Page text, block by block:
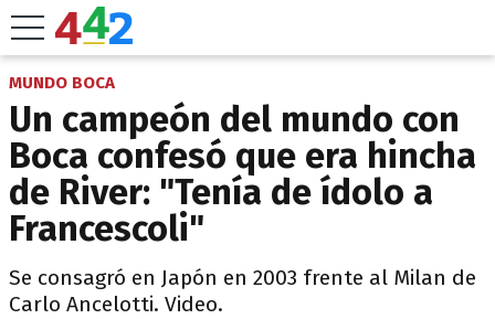
MUNDO BOCA
Un campeón del mundo con
Boca confesó que era hincha
de River: "Tenía de ídolo a
Francescoli"
Se consagró en Japón en 2003 frente al Milan de
Carlo Ancelotti. Video.